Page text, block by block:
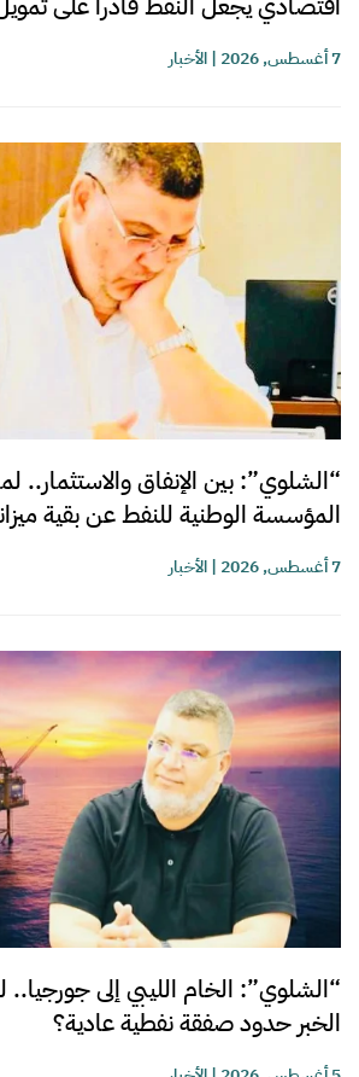
7 أغسطس, 2026 |الأخبار
“الشلوي”: بين الإنفاق والاستثمار..
المؤسسة الوطنية للنفط عن بقية
7 أغسطس, 2026 |الأخبار
“الشلوي”: الخام الليبي إلى جورجيا..
الخبر حدود صفقة نفطية عادية؟